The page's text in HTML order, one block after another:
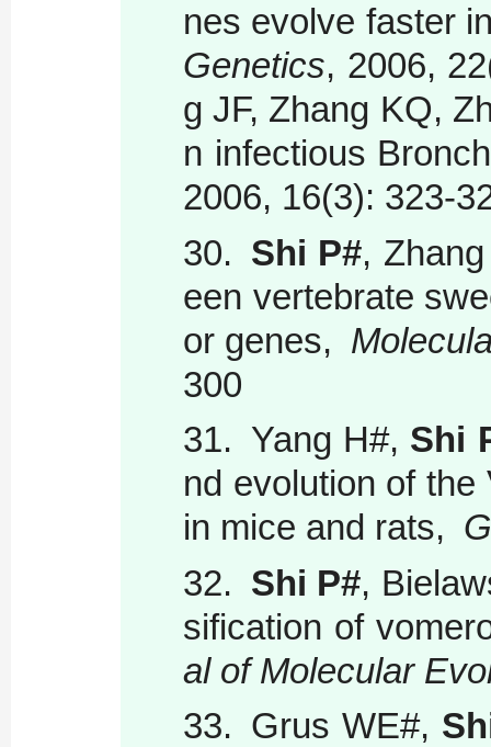
nes evolve faster
Genetics, 2006,
g JF, Zhang KQ,
n infectious
2006, 16(3): 323-
30. Shi P#,
een vertebrate
or genes,
300
31. Yang H#, Shi
nd evolution of
in mice and rats,
32. Shi P#,
sification of
al of Molecular
33. Grus WE#,